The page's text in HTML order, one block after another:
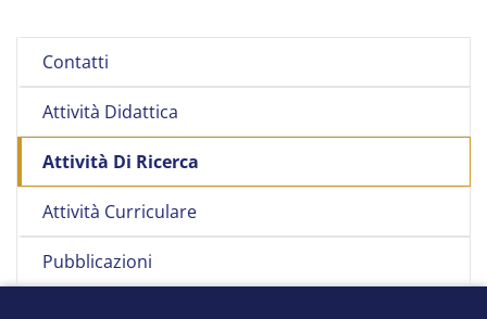
Contatti
Attività Didattica
Attività Di Ricerca
Attività Curriculare
Pubblicazioni